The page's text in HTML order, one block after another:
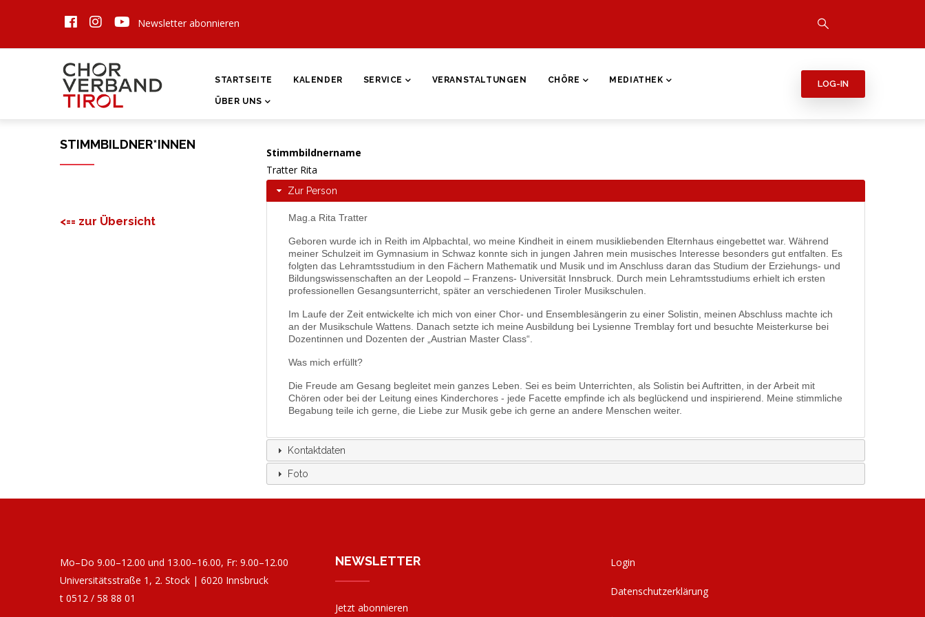
Newsletter abonnieren
HAUPTNAVIGATION
STARTSEITE KALENDER SERVICE VERANSTALTUNGEN CHÖRE MEDIATHEK
ÜBER UNS
LOG-IN
Stimmbildnername
Tratter Rita
Zur Person
Mag.a Rita Tratter
Geboren wurde ich in Reith im Alpbachtal, wo meine Kindheit in einem musikliebenden Elternhaus eingebettet war. Während
meiner Schulzeit im Gymnasium in Schwaz konnte sich in jungen Jahren mein musisches Interesse besonders gut entfalten. Es
folgten das Lehramtsstudium in den Fächern Mathematik und Musik und im Anschluss daran das Studium der Erziehungs- und
Bildungswissenschaften an der Leopold – Franzens- Universität Innsbruck. Durch mein Lehramtsstudiums erhielt ich ersten
professionellen Gesangsunterricht, später an verschiedenen Tiroler Musikschulen.
Im Laufe der Zeit entwickelte ich mich von einer Chor- und Ensemblesängerin zu einer Solistin, meinen Abschluss machte ich
an der Musikschule Wattens. Danach setzte ich meine Ausbildung bei Lysienne Tremblay fort und besuchte Meisterkurse bei
Dozentinnen und Dozenten der „Austrian Master Class“.
Was mich erfüllt?
Die Freude am Gesang begleitet mein ganzes Leben. Sei es beim Unterrichten, als Solistin bei Auftritten, in der Arbeit mit
Chören oder bei der Leitung eines Kinderchores - jede Facette empfinde ich als beglückend und inspirierend. Meine stimmliche
Begabung teile ich gerne, die Liebe zur Musik gebe ich gerne an andere Menschen weiter.
Kontaktdaten
Foto
STIMMBILDNER*INNEN
<== zur Übersicht
Mo–Do 9.00–12.00 und 13.00–16.00, Fr: 9.00–12.00
Universitätsstraße 1, 2. Stock | 6020 Innsbruck
t 0512 / 58 88 01
NEWSLETTER
Jetzt abonnieren
Login
Datenschutzerklärung